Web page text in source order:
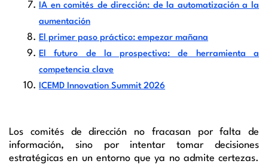
IA en comités de dirección: de la automatización a la
aumentación
El primer paso práctico: empezar mañana
El futuro de la prospectiva: de herramienta a
competencia clave
ICEMD Innovation Summit 2026
Los comités de dirección no fracasan por falta de
información, sino por intentar tomar decisiones
estratégicas en un entorno que ya no admite certezas.